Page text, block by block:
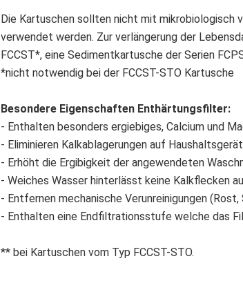
Die Kartuschen sollten nicht mit mikrobiologisch
verwendet werden. Zur verlängerung der
FCCST*, eine Sedimentkartusche der Serien
*nicht notwendig bei der FCCST-STO Kartusche
Besondere Eigenschaften Enthärtungsfilter:
- Enthalten besonders ergiebiges, Calcium und
- Eliminieren Kalkablagerungen auf
- Erhöht die Ergibigkeit der angewendeten
- Weiches Wasser hinterlässt keine Kalkflecken
- Entfernen mechanische Verunreinigungen
- Enthalten eine Endfiltrationsstufe welche das
** bei Kartuschen vom Typ FCCST-STO.